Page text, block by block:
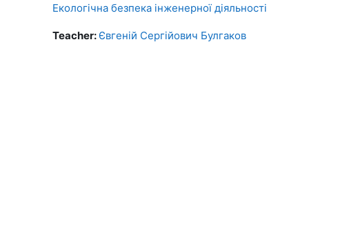
Екологічна безпека інженерної діяльності
Teacher:Євгеній Сергійович Булгаков